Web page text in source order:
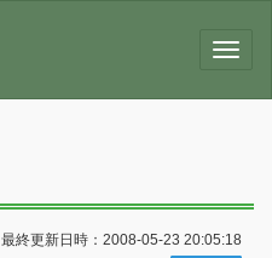
最終更新日時：2008-05-23 20:05:18